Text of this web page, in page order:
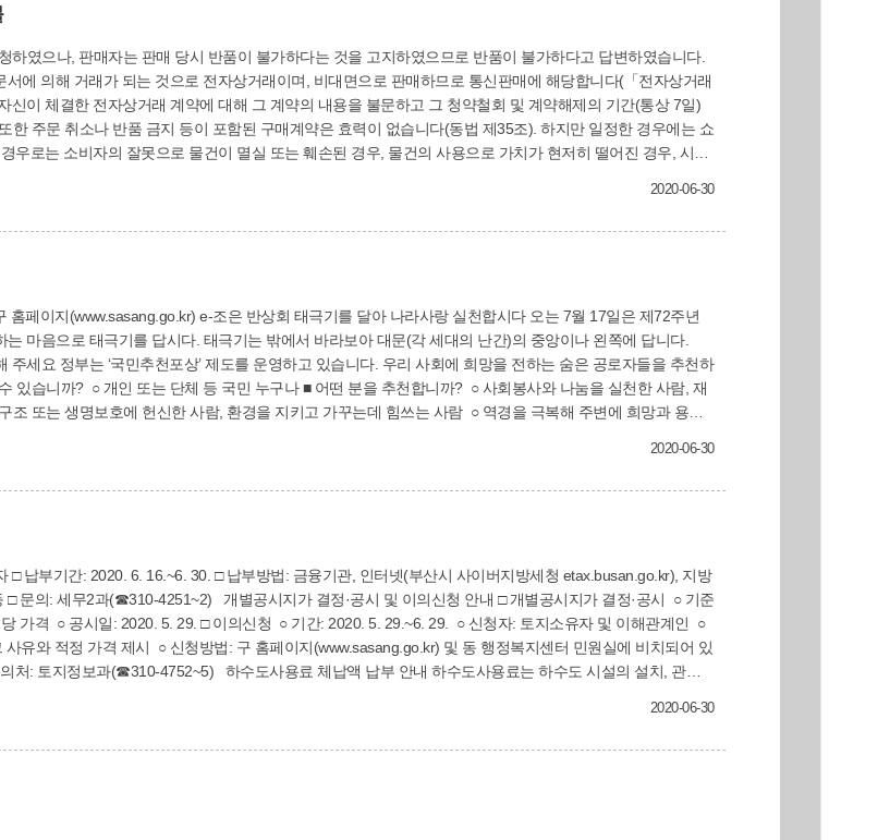
였으나, 판매자는 판매 당시 반품이 불가하다는 것을 고지하였으므로 반품이 불가하다고 답변하였습니다.
반품 금지 등이 포함된 구매계약은 효력이 없습니다(동법 제35조). 하지만 일정한 경우에는 쇼
로는 소비자의 잘못으로 물건이 멸실 또는 훼손된 경우, 물건의 사용으로 가치가 현저히 떨어진 경우, 시간
2020-06-30
e-조은 반상회 태극기를 달아 나라사랑 실천합시다 오는 7월 17일은 제72주년
마음으로 태극기를 답시다. 태극기는 밖에서 바라보아 대문(각 세대의 난간)의 중앙이나 왼쪽에 답니다.
숨은 공로자들을 추천하
조 또는 생명보호에 헌신한 사람, 환경을 지키고 가꾸는데 힘쓰는 사람 ○ 역경을 극복해 주변에 희망과 용기
2020-06-30
시 및 이의신청 안내 □ 개별공시지가 결정·공시 ○ 기준
가격 ○ 공시일: 2020. 5. 29. □ 이의신청 ○ 기간: 2020. 5. 29.~6. 29. ○ 신청자: 토지소유자 및 이해관계인 ○
유와 적정 가격 제시 ○ 신청방법: 구 홈페이지(www.sasang.go.kr) 및 동 행정복지센터 민원실에 비치되어 있
액 납부 안내 하수도사용료는 하수도 시설의 설치, 관리
2020-06-30